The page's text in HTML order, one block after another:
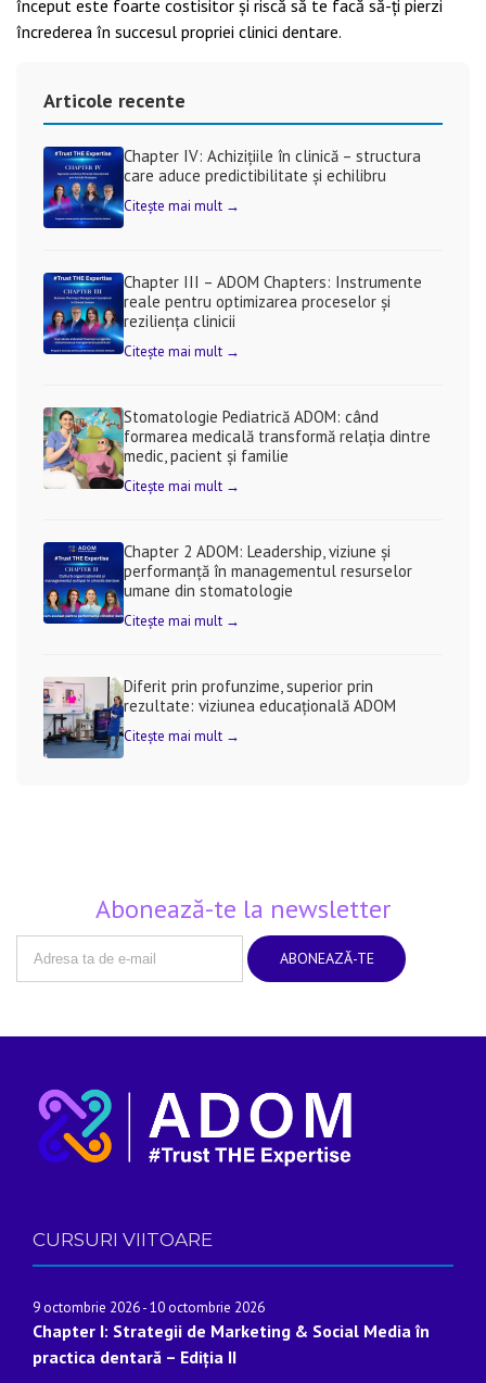
început este foarte costisitor și riscă să te facă să-ți pierzi
încrederea în succesul propriei clinici dentare.
Articole recente
Chapter IV: Achizițiile în clinică – structura
care aduce predictibilitate și echilibru
Citește mai mult →
Chapter III – ADOM Chapters: Instrumente
reale pentru optimizarea proceselor și
reziliența clinicii
Citește mai mult →
Stomatologie Pediatrică ADOM: când
formarea medicală transformă relația dintre
medic, pacient și familie
Citește mai mult →
Chapter 2 ADOM: Leadership, viziune și
performanță în managementul resurselor
umane din stomatologie
Citește mai mult →
Diferit prin profunzime, superior prin
rezultate: viziunea educațională ADOM
Citește mai mult →
Abonează-te la newsletter
CURSURI VIITOARE
9 octombrie 2026-10 octombrie 2026
Chapter I: Strategii de Marketing & Social Media în
practica dentară – Ediția II